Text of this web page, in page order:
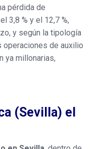
pérdida de
3,8 % y el 12,7 %,
y según la tipología
operaciones de auxilio
ya millonarias,
(Sevilla) el